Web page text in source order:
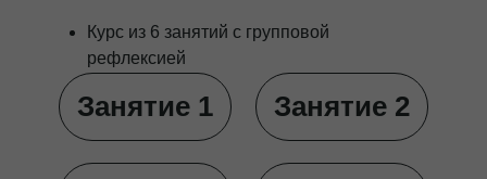
Занятие 1 Занятие 2
Курс из 6 занятий с групповой
рефлексией